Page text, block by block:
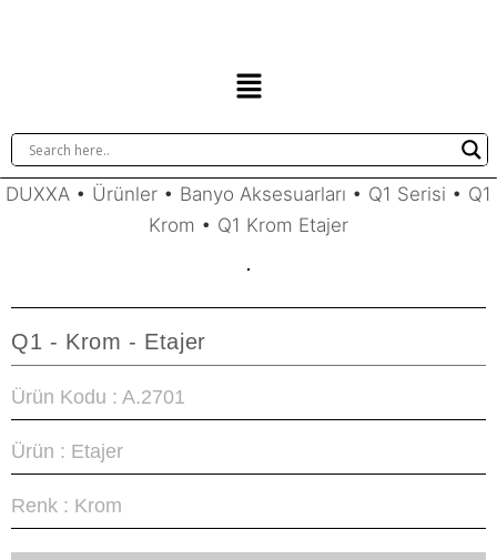
DUXXA • Ürünler • Banyo Aksesuarları • Q1 Serisi • Q1
Krom • Q1 Krom Etajer
Q1 - Krom - Etajer
Ürün Kodu : A.2701
Ürün : Etajer
Renk : Krom